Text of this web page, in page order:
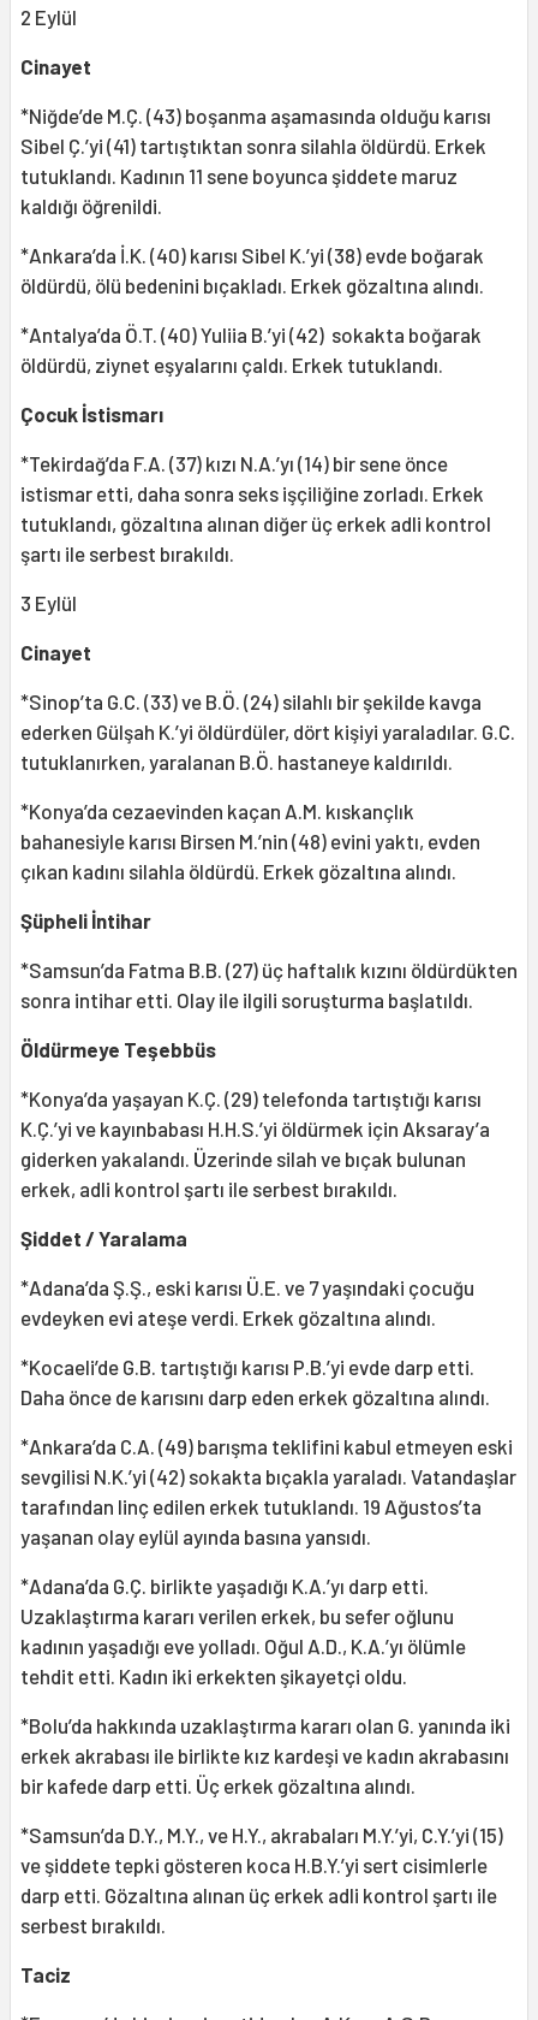
2 Eylül
Cinayet
*Niğde’de M.Ç. (43) boşanma aşamasında olduğu karısı
Sibel Ç.’yi (41) tartıştıktan sonra silahla öldürdü. Erkek
tutuklandı. Kadının 11 sene boyunca şiddete maruz
kaldığı öğrenildi.
*Ankara’da İ.K. (40) karısı Sibel K.’yi (38) evde boğarak
öldürdü, ölü bedenini bıçakladı. Erkek gözaltına alındı.
*Antalya’da Ö.T. (40) Yuliia B.’yi (42) sokakta boğarak
öldürdü, ziynet eşyalarını çaldı. Erkek tutuklandı.
Çocuk İstismarı
*Tekirdağ’da F.A. (37) kızı N.A.’yı (14) bir sene önce
istismar etti, daha sonra seks işçiliğine zorladı. Erkek
tutuklandı, gözaltına alınan diğer üç erkek adli kontrol
şartı ile serbest bırakıldı.
3 Eylül
Cinayet
*Sinop’ta G.C. (33) ve B.Ö. (24) silahlı bir şekilde kavga
ederken Gülşah K.’yi öldürdüler, dört kişiyi yaraladılar. G.C.
tutuklanırken, yaralanan B.Ö. hastaneye kaldırıldı.
*Konya’da cezaevinden kaçan A.M. kıskançlık
bahanesiyle karısı Birsen M.’nin (48) evini yaktı, evden
çıkan kadını silahla öldürdü. Erkek gözaltına alındı.
Şüpheli İntihar
*Samsun’da Fatma B.B. (27) üç haftalık kızını öldürdükten
sonra intihar etti. Olay ile ilgili soruşturma başlatıldı.
Öldürmeye Teşebbüs
*Konya’da yaşayan K.Ç. (29) telefonda tartıştığı karısı
K.Ç.’yi ve kayınbabası H.H.S.’yi öldürmek için Aksaray’a
giderken yakalandı. Üzerinde silah ve bıçak bulunan
erkek, adli kontrol şartı ile serbest bırakıldı.
Şiddet / Yaralama
*Adana’da Ş.Ş., eski karısı Ü.E. ve 7 yaşındaki çocuğu
evdeyken evi ateşe verdi. Erkek gözaltına alındı.
*Kocaeli’de G.B. tartıştığı karısı P.B.’yi evde darp etti.
Daha önce de karısını darp eden erkek gözaltına alındı.
*Ankara’da C.A. (49) barışma teklifini kabul etmeyen eski
sevgilisi N.K.’yi (42) sokakta bıçakla yaraladı. Vatandaşlar
tarafından linç edilen erkek tutuklandı. 19 Ağustos’ta
yaşanan olay eylül ayında basına yansıdı.
*Adana’da G.Ç. birlikte yaşadığı K.A.’yı darp etti.
Uzaklaştırma kararı verilen erkek, bu sefer oğlunu
kadının yaşadığı eve yolladı. Oğul A.D., K.A.’yı ölümle
tehdit etti. Kadın iki erkekten şikayetçi oldu.
*Bolu’da hakkında uzaklaştırma kararı olan G. yanında iki
erkek akrabası ile birlikte kız kardeşi ve kadın akrabasını
bir kafede darp etti. Üç erkek gözaltına alındı.
*Samsun’da D.Y., M.Y., ve H.Y., akrabaları M.Y.’yi, C.Y.’yi (15)
ve şiddete tepki gösteren koca H.B.Y.’yi sert cisimlerle
darp etti. Gözaltına alınan üç erkek adli kontrol şartı ile
serbest bırakıldı.
Taciz